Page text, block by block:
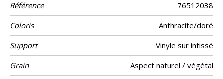
Référence
76512038
Coloris
Anthracite/doré
Support
Vinyle sur intissé
Grain
Aspect naturel / végétal